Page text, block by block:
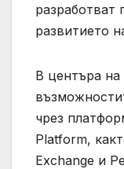
разработват
развитието
В центъра на
чрез
Platform,
Exchange и